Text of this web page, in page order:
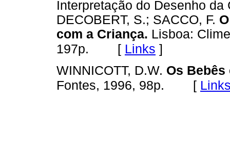
Interpretação do Desenho
DECOBERT, S.; SACCO, F.
com a Criança. Lisboa:
197p. [ Links ]
WINNICOTT, D.W. Os Bebês
Fontes, 1996, 98p. [